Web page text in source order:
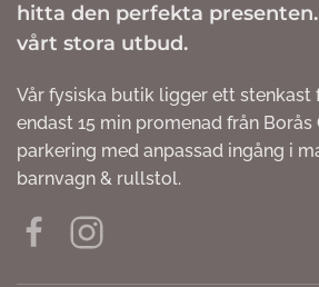
hitta den perfekta
vårt stora utbud.
Vår fysiska butik ligger ett stenkast
endast 15 min promenad från Borås
parkering med anpassad ingång i
barnvagn & rullstol.